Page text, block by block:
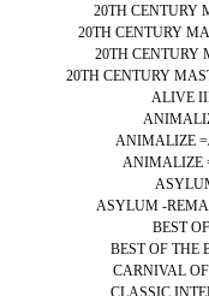
20TH CENTURY
20TH CENTURY
20TH CENTURY
20TH CENTURY
ALIVE
ANIMALIZE
ANIMALIZE
ASYLUM -
BEST OF
BEST OF THE
CARNIVAL
CLASSIC